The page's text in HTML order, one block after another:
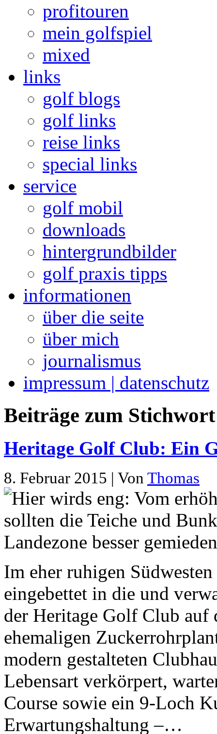
profitouren
mein golfspiel
mixed
links
golf blogs
golf links
reise links
special links
service
golf mobil
downloads
hintergrundbilder
golf praxis tipps
informationen
über die seite
über mich
journalismus
impressum | datenschutz
Beiträge zum
Heritage Golf Club: Ein
8. Februar 2015 | Von Thomas
Im eher ruhigen
eingebettet in die und
der Heritage Golf Club auf
ehemaligen
modern gestalteten
Lebensart verkörpert,
Course sowie ein 9-Loch
Erwartungshaltung –…